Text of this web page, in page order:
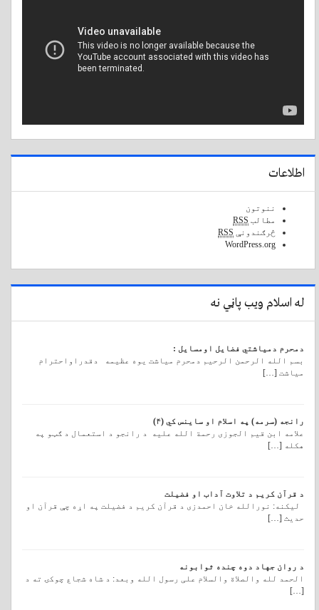
اطلاعات
ننوتون
مطالب RSS
څرګندونې RSS
WordPress.org
له اسلام ویب پاڼي نه
دمحرم دمیاشتي فضایل اومسایل :
بسم الله الرحمن الرحیم دمحرم میاشت یوه عظیمه دقدراواحترام
میاشت […]
رانجه (سرمه) په اسلام او ساینس کي (۴)
علامه ابن قیم الجوزی رحمة الله علیه د رانجو د استعمال د ګټو په
هکله […]
د قرآن کریم د تلاوت آداب او فضیلت
لیکنه: نورالله خان احمدزی د قرآن کريم د فضيلت په اړه چې قرآن او
حديث […]
د روان جهاد دوه چنده ثوابونه
الحمد لله والصلاة والسلام علی رسول الله وبعد: د شاه شجاع چوکۍ ته د
[…]